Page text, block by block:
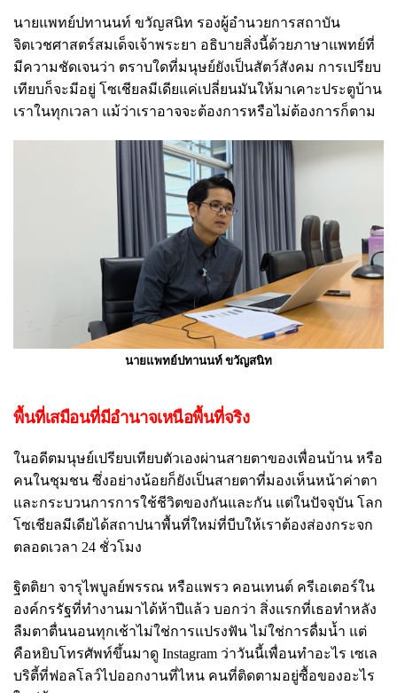
นายแพทย์ปทานนท์ ขวัญสนิท รองผู้อำนวยการสถาบัน
จิตเวชศาสตร์สมเด็จเจ้าพระยา อธิบายสิ่งนี้ด้วยภาษาแพทย์ที่
มีความชัดเจนว่า ตราบใดที่มนุษย์ยังเป็นสัตว์สังคม การเปรียบ
เทียบก็จะมีอยู่ โซเชียลมีเดียแค่เปลี่ยนมันให้มาเคาะประตูบ้าน
เราในทุกเวลา แม้ว่าเราอาจจะต้องการหรือไม่ต้องการก็ตาม
นายแพทย์ปทานนท์ ขวัญสนิท
พื้นที่เสมือนที่มีอำนาจเหนือพื้นที่จริง
ในอดีตมนุษย์เปรียบเทียบตัวเองผ่านสายตาของเพื่อนบ้าน หรือ
คนในชุมชน ซึ่งอย่างน้อยก็ยังเป็นสายตาที่มองเห็นหน้าค่าตา
และกระบวนการการใช้ชีวิตของกันและกัน แต่ในปัจจุบัน โลก
โซเชียลมีเดียได้สถาปนาพื้นที่ใหม่ที่บีบให้เราต้องส่องกระจก
ตลอดเวลา 24 ชั่วโมง
ฐิตติยา จารุไพบูลย์พรรณ หรือแพรว คอนเทนต์ ครีเอเตอร์ใน
องค์กรรัฐที่ทำงานมาได้ห้าปีแล้ว บอกว่า สิ่งแรกที่เธอทำหลัง
ลืมตาตื่นนอนทุกเช้าไม่ใช่การแปรงฟัน ไม่ใช่การดื่มน้ำ แต่
คือหยิบโทรศัพท์ขึ้นมาดู Instagram ว่าวันนี้เพื่อนทำอะไร เซเล
บริตี้ที่ฟอลโลว์ไปออกงานที่ไหน คนที่ติดตามอยู่ซื้อของอะไร